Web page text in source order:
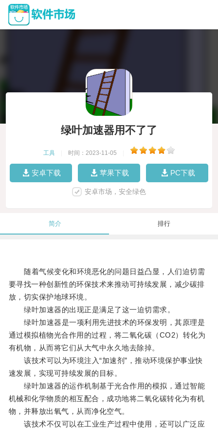
绿叶加速器用不了了
工具 时间：2023-11-05
安卓下载 苹果下载 PC下载
安卓市场，安全绿色
简介 排行
随着气候变化和环境恶化的问题日益凸显，人们迫切需
要寻找一种创新性的环保技术来推动可持续发展，减少碳排
放，切实保护地球环境。
绿叶加速器的出现正是满足了这一迫切需求。
绿叶加速器是一项利用先进技术的环保发明，其原理是
通过模拟植物光合作用的过程，将二氧化碳（CO2）转化为
有机物，从而将它们从大气中永久地去除掉。
该技术可以为环境注入“加速剂”，推动环境保护事业快
速发展，实现可持续发展的目标。
绿叶加速器的运作机制基于光合作用的模拟，通过智能
机械和化学物质的相互配合，成功地将二氧化碳转化为有机
物，并释放出氧气，从而净化空气。
该技术不仅可以在工业生产过程中使用，还可以广泛应